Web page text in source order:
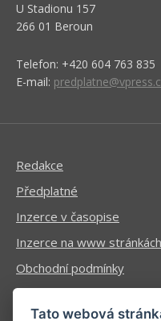
U Stadionu 157
266 01 Beroun
Telefon: +420 604 763 835
E-mail:
Redakce
Předplatné
Inzerce v časopise
Inzerce na www stránkách
Obchodní podmínky
Ochrana osobních údajů
Tato webová